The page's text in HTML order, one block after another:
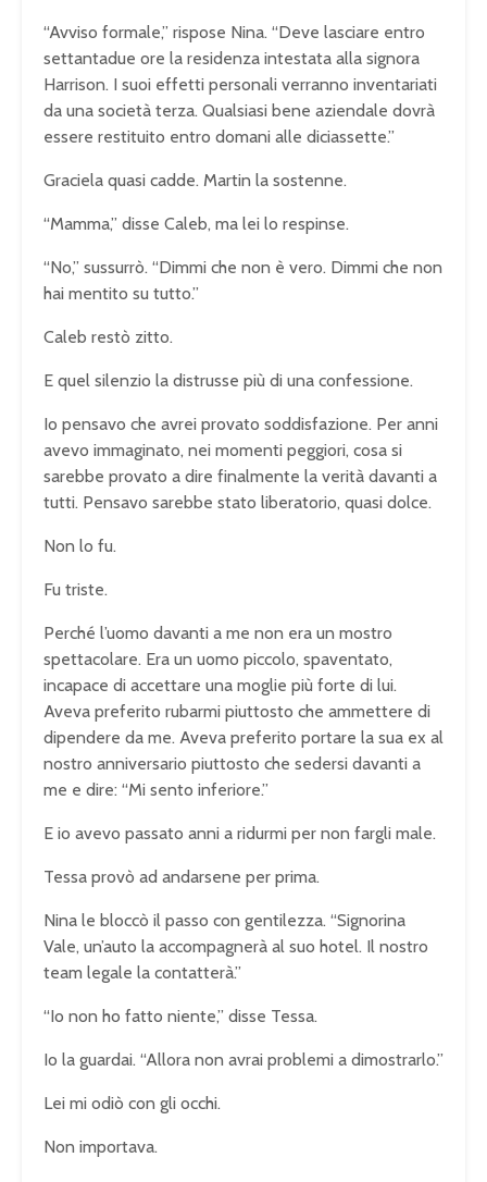
“Avviso formale,” rispose Nina. “Deve lasciare entro
settantadue ore la residenza intestata alla signora
Harrison. I suoi effetti personali verranno inventariati
da una società terza. Qualsiasi bene aziendale dovrà
essere restituito entro domani alle diciassette.”
Graciela quasi cadde. Martin la sostenne.
“Mamma,” disse Caleb, ma lei lo respinse.
“No,” sussurrò. “Dimmi che non è vero. Dimmi che non
hai mentito su tutto.”
Caleb restò zitto.
E quel silenzio la distrusse più di una confessione.
Io pensavo che avrei provato soddisfazione. Per anni
avevo immaginato, nei momenti peggiori, cosa si
sarebbe provato a dire finalmente la verità davanti a
tutti. Pensavo sarebbe stato liberatorio, quasi dolce.
Non lo fu.
Fu triste.
Perché l’uomo davanti a me non era un mostro
spettacolare. Era un uomo piccolo, spaventato,
incapace di accettare una moglie più forte di lui.
Aveva preferito rubarmi piuttosto che ammettere di
dipendere da me. Aveva preferito portare la sua ex al
nostro anniversario piuttosto che sedersi davanti a
me e dire: “Mi sento inferiore.”
E io avevo passato anni a ridurmi per non fargli male.
Tessa provò ad andarsene per prima.
Nina le bloccò il passo con gentilezza. “Signorina
Vale, un’auto la accompagnerà al suo hotel. Il nostro
team legale la contatterà.”
“Io non ho fatto niente,” disse Tessa.
Io la guardai. “Allora non avrai problemi a dimostrarlo.”
Lei mi odiò con gli occhi.
Non importava.